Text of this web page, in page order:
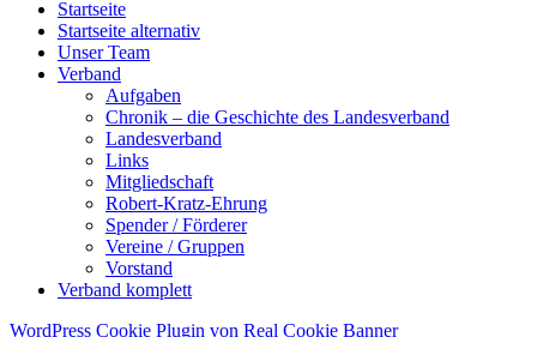
Startseite
Startseite alternativ
Unser Team
Verband
Aufgaben
Chronik – die Geschichte des Landesverband
Landesverband
Links
Mitgliedschaft
Robert-Kratz-Ehrung
Spender / Förderer
Vereine / Gruppen
Vorstand
Verband komplett
WordPress Cookie Plugin von Real Cookie Banner